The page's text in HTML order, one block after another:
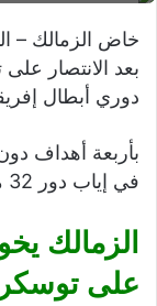
خاض الزمالك –
بعد الانتصار
دوري أبطال
بأربعة أهداف
في إياب دور 32 من دوري الأبطال الإفريقي.
الزمالك
على توسكر